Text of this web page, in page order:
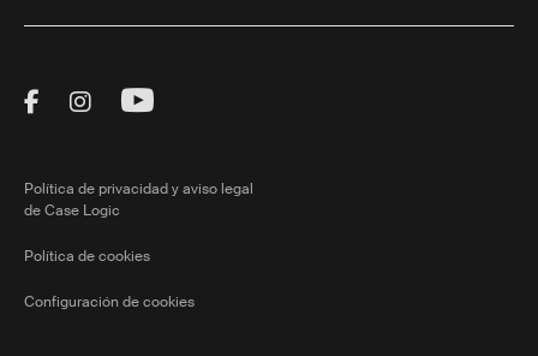
Visit Thule on Facebook (external link)
Visit Thule on Instagram (external link)
Visit Thule on Youtube (external
Política de privacidad y aviso legal
de Case Logic
Política de cookies
Configuración de cookies